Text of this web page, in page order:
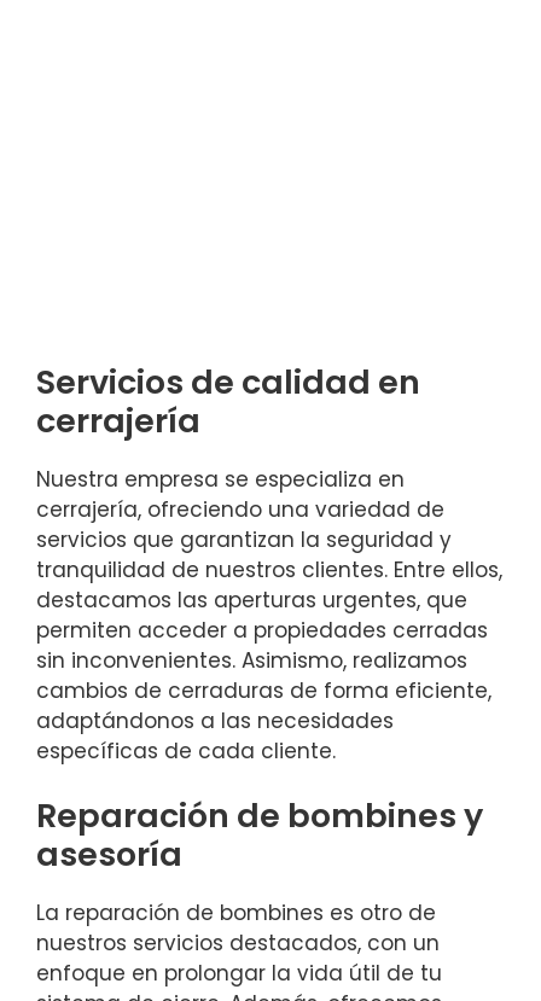
Servicios de calidad en
cerrajería
Nuestra empresa se especializa en
cerrajería, ofreciendo una variedad de
servicios que garantizan la seguridad y
tranquilidad de nuestros clientes. Entre ellos,
destacamos las aperturas urgentes, que
permiten acceder a propiedades cerradas
sin inconvenientes. Asimismo, realizamos
cambios de cerraduras de forma eficiente,
adaptándonos a las necesidades
específicas de cada cliente.
Reparación de bombines y
asesoría
La reparación de bombines es otro de
nuestros servicios destacados, con un
enfoque en prolongar la vida útil de tu